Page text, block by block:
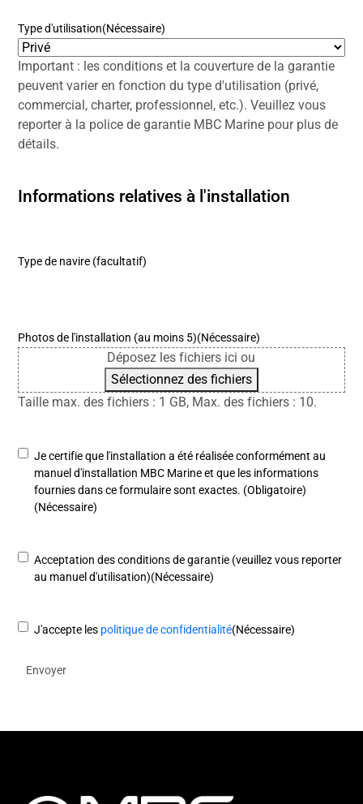
Type d'utilisation(Nécessaire)
Important : les conditions et la couverture de la garantie
peuvent varier en fonction du type d'utilisation (privé,
commercial, charter, professionnel, etc.). Veuillez vous
reporter à la police de garantie MBC Marine pour plus de
détails.
Informations relatives à l'installation
Type de navire (facultatif)
Photos de l'installation (au moins 5)(Nécessaire)
Déposez les fichiers ici ou
Sélectionnez des fichiers
Taille max. des fichiers : 1 GB, Max. des fichiers : 10.
Consentement(Nécessaire)
Je certifie que l'installation a été réalisée conformément au
manuel d'installation MBC Marine et que les informations
fournies dans ce formulaire sont exactes. (Obligatoire)
(Nécessaire)
Consentement(Nécessaire)
Acceptation des conditions de garantie (veuillez vous reporter
au manuel d'utilisation)(Nécessaire)
Consentement(Nécessaire)
J'accepte les politique de confidentialité(Nécessaire)